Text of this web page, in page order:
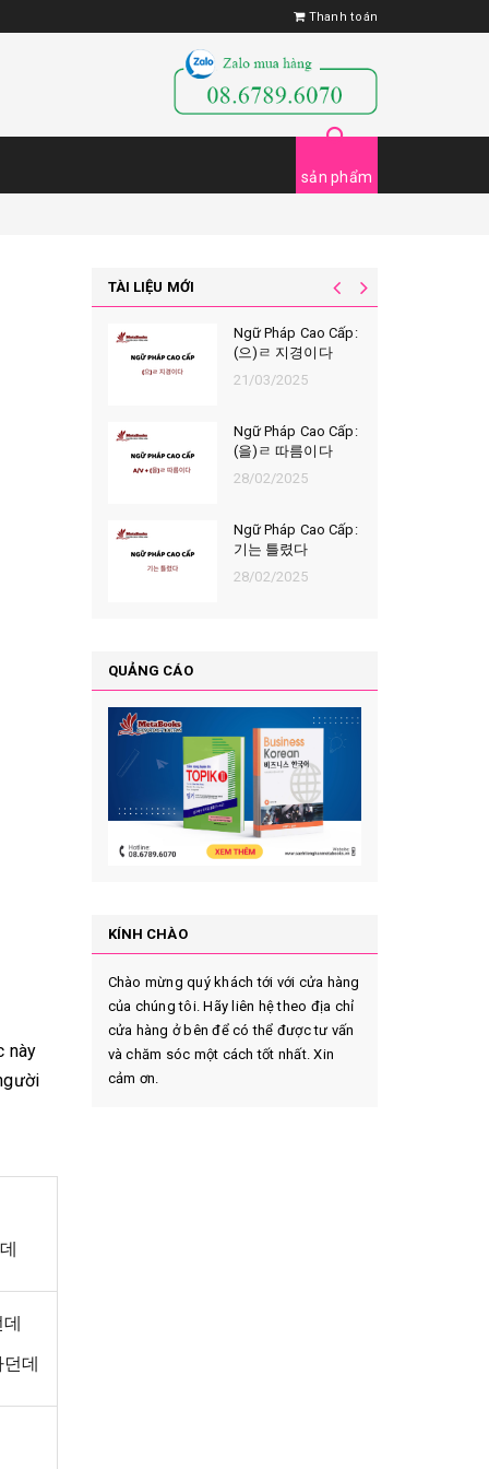
Thanh toán
sản phẩm
này
데
TÀI LIỆU MỚI
Ngữ Pháp Cao Cấp:
(으)ㄹ 지경이다
21/03/2025
Ngữ Pháp Cao Cấp:
(을)ㄹ 따름이다
28/02/2025
Ngữ Pháp Cao Cấp:
기는 틀렸다
28/02/2025
QUẢNG CÁO
KÍNH CHÀO
Chào mừng quý khách tới với cửa hàng
của chúng tôi. Hãy liên hệ theo địa chỉ
cửa hàng ở bên để có thể được tư vấn
và chăm sóc một cách tốt nhất. Xin
cảm ơn.